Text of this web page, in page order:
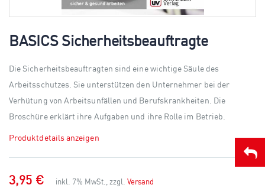
to
the
of
images
gallery
BASICS Sicherheitsbeauftragte
Die Sicherheitsbeauftragten sind eine wichtige Säule des
Arbeitsschutzes. Sie unterstützen den Unternehmer bei der
Verhütung von Arbeitsunfällen und Berufskrankheiten. Die
Broschüre erklärt ihre Aufgaben und ihre Rolle im Betrieb.
Produktdetails anzeigen
3,95 € inkl. 7% MwSt., zzgl. Versand